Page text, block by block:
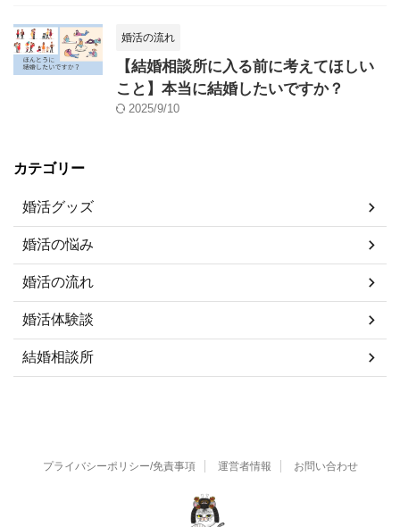
婚活の流れ
【結婚相談所に入る前に考えてほしい
こと】本当に結婚したいですか？
2025/9/10
カテゴリー
婚活グッズ
婚活の悩み
婚活の流れ
婚活体験談
結婚相談所
プライバシーポリシー/免責事項 運営者情報 お問い合わせ